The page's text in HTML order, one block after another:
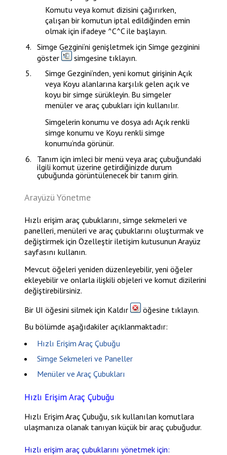
Komutu veya komut dizisini çağırırken,
çalışan bir komutun iptal edildiğinden emin
olmak için ifadeye ^C^C ile başlayın.
Simge Gezgini‘ni genişletmek içinSimge gezginini
göster
simgesine tıklayın.
Simge Gezgini‘nden, yeni komut girişininAçık
veya Koyu alanlarına karşılık gelen açık ve
koyu bir simge sürükleyin. Bu simgeler
menüler ve araç çubukları için kullanılır.
Simgelerin konumu ve dosya adıAçık renkli
simge konumu ve Koyu renkli simge
konumu‘nda görünür.
Tanım için imleci bir menü veya araç çubuğundaki
ilgili komut üzerine getirdiğinizde durum
çubuğunda görüntülenecek bir tanım girin.
Arayüzü Yönetme
Hızlı erişim araç çubuklarını, simge sekmeleri ve
panelleri, menüleri ve araç çubuklarını oluşturmak ve
değiştirmek içinÖzelleştir iletişim kutusununArayüz
sayfasını kullanın.
Mevcut öğeleri yeniden düzenleyebilir, yeni öğeler
ekleyebilir ve onlarla ilişkili objeleri ve komut dizilerini
değiştirebilirsiniz.
Bir UI öğesini silmek için Kaldır
öğesine tıklayın.
Bu bölümde aşağıdakiler açıklanmaktadır:
Hızlı Erişim Araç Çubuğu
Simge Sekmeleri ve Paneller
Menüler ve Araç Çubukları
Hızlı Erişim Araç Çubuğu
Hızlı Erişim Araç Çubuğu, sık kullanılan komutlara
ulaşmanıza olanak tanıyan küçük bir araç çubuğudur.
Hızlı erişim araç çubuklarını yönetmek için: